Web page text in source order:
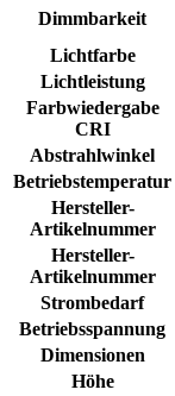
Dimmbarkeit
Lichtfarbe
Lichtleistung
Farbwiedergabe
CRI
Abstrahlwinkel
Betriebstemperatur
Hersteller-
Artikelnummer
Hersteller-
Artikelnummer
Strombedarf
Betriebsspannung
Dimensionen
Höhe